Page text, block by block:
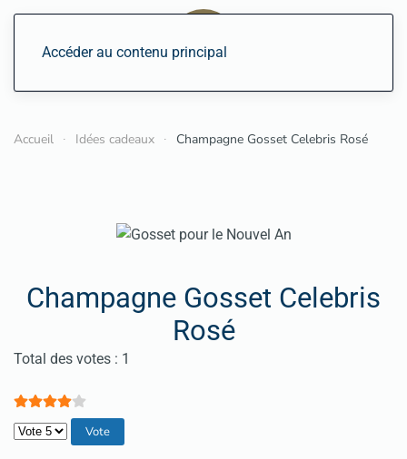
Accéder au contenu principal
Accueil Idées cadeaux Champagne Gosset Celebris Rosé
Champagne Gosset Celebris
Rosé
Vote utilisateur:4/
Total des votes : 1
Veuillez voter